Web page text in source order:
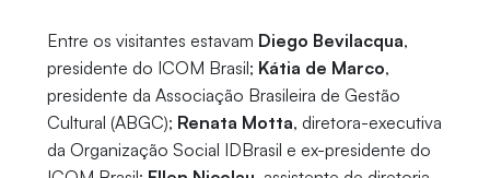
Entre os visitantes estavam Diego Bevilacqua,
presidente do ICOM Brasil; Kátia de Marco,
presidente da Associação Brasileira de Gestão
Cultural (ABGC); Renata Motta, diretora-executiva
da Organização Social IDBrasil e ex-presidente do